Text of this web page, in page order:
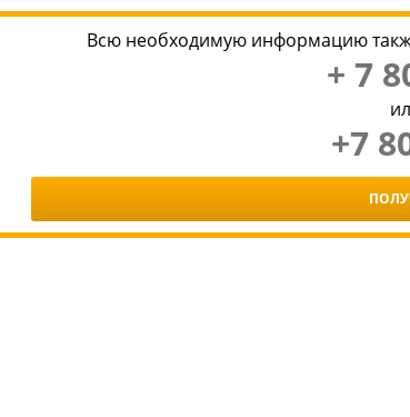
Всю необходимую информацию
+ 7
+7